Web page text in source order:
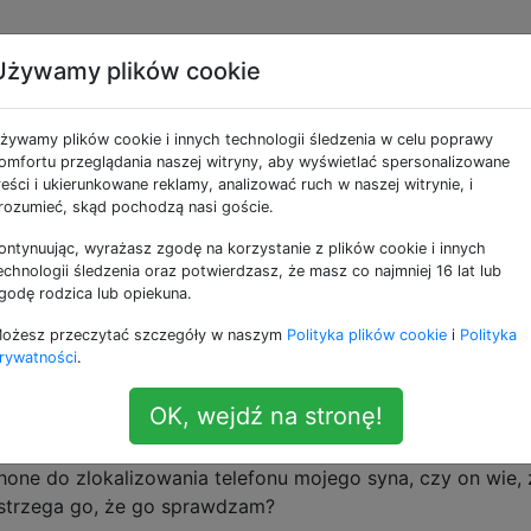
jako find-my-iphone
a także iPhone'ów za pomocą iCloud
czy nadal mogę go zlokalizować
czyszczenia, aby zapobiec kradzieży moich poufnych
Znajdź mój iPhone, aby zlokalizować go na mapie?
się do ustawień fabrycznych), ale chciałem dwukrotnie
funkcji Znajdź mój iPhone po zalogowaniu?
do zlokalizowania telefonu mojego syna, czy on wie,
go, że go sprawdzam?
plików cookie
plików cookie i innych technologii śledzenia w celu poprawy
przeglądania naszej witryny, aby wyświetlać spersonalizowane
i ukierunkowane reklamy, analizować ruch w naszej witrynie, i
skąd pochodzą nasi goście.
wyrażasz zgodę na korzystanie z plików cookie i innych
śledzenia oraz potwierdzasz, że masz co najmniej 16 lat lub
rodzica lub opiekuna.
przeczytać szczegóły w naszym Polityka plików cookie i Polityka
.
OK, wejdź na stronę!